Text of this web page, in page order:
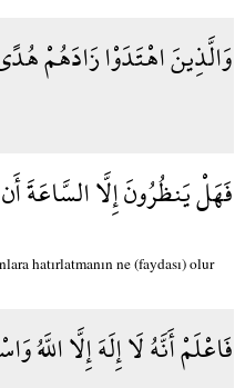
وَالَّذِينَ اهْتَدَوْا زَادَهُمْ
فَهَلْ يَنظُرُونَ إِلَّا السَّاعَةَ
hatırlatmanın ne (faydası) olur
فَاعْلَمْ أَنَّهُ لَا إِلَهَ إِلَّا